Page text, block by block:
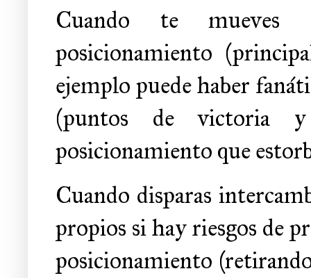
Cuando te mueves
posicionamiento
ejemplo puede haber
(puntos de victoria
posicionamiento que
Cuando disparas
propios si hay riesgos de
posicionamiento